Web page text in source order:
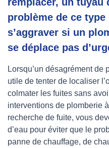
problème de ce
s’aggraver si un
se déplace pas
Lorsqu’un désagrément de
utile de tenter de localiser
colmater les fuites sans
interventions de plomberie
recherche de fuite, vous
d’eau pour éviter que le
panne de chauffage, de